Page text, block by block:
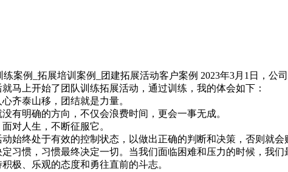
2023年3月1日，公
马上开始了团队训练拓展活动，通过训练，我的体会如下：
齐泰山移，团结就是力量。
明确的方向，不仅会浪费时间，更会一事无成。
对人生，不断征服它。
终处于有效的控制状态，以做出正确的判断和决策，否则就会
惯，习惯最终决定一切。当我们面临困难和压力的时候，我
极、乐观的态度和勇往直前的斗志。